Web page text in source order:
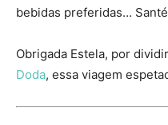
bebidas preferidas…
Obrigada Estela, por
Doda, essa viagem